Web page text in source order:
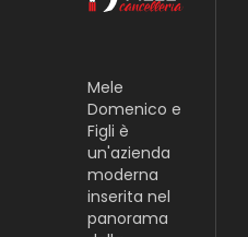
Mele
Domenico e
Figli è
un'azienda
moderna
inserita nel
panorama